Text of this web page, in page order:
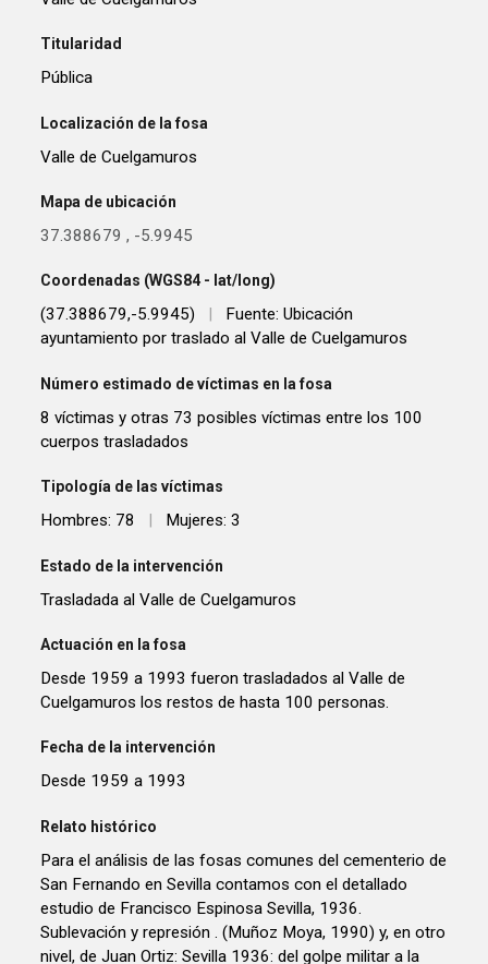
Titularidad
Pública
Localización de la fosa
Valle de Cuelgamuros
Mapa de ubicación
37.388679 , -5.9945
Coordenadas (WGS84 - lat/long)
(37.388679,-5.9945)
Fuente: Ubicación
ayuntamiento por traslado al Valle de Cuelgamuros
Número estimado de víctimas en la fosa
8 víctimas y otras 73 posibles víctimas entre los 100
cuerpos trasladados
Tipología de las víctimas
Hombres: 78 | Mujeres: 3
Estado de la intervención
Trasladada al Valle de Cuelgamuros
Actuación en la fosa
Desde 1959 a 1993 fueron trasladados al Valle de
Cuelgamuros los restos de hasta 100 personas.
Fecha de la intervención
Desde 1959 a 1993
Relato histórico
Para el análisis de las fosas comunes del cementerio de
San Fernando en Sevilla contamos con el detallado
estudio de Francisco Espinosa Sevilla, 1936.
Sublevación y represión . (Muñoz Moya, 1990) y, en otro
nivel, de Juan Ortiz: Sevilla 1936: del golpe militar a la